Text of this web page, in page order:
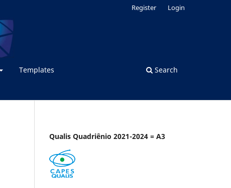
Templates Search
Register Login
Qualis Quadriênio 2021-2024 = A3